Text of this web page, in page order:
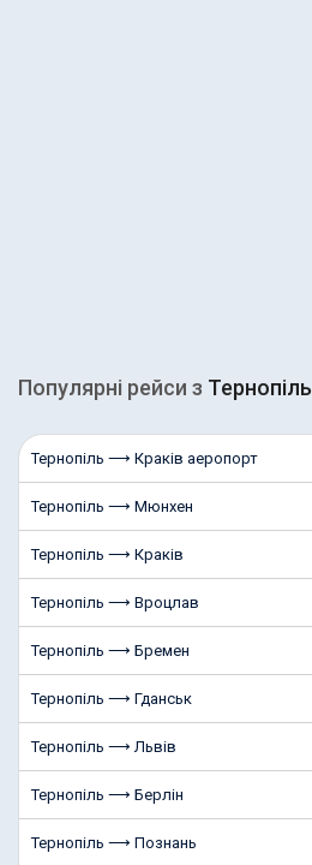
Популярні рейcи з Тернопіль
Тернопіль ⟶ Краків аеропорт
Тернопіль ⟶ Мюнхен
Тернопіль ⟶ Краків
Тернопіль ⟶ Вроцлав
Тернопіль ⟶ Бремен
Тернопіль ⟶ Гданськ
Тернопіль ⟶ Львів
Тернопіль ⟶ Берлін
Тернопіль ⟶ Познань